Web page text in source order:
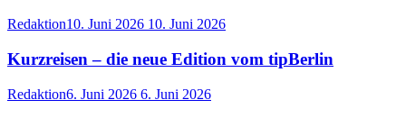
Redaktion10. Juni 2026 10. Juni 2026
Kurzreisen – die neue Edition vom tipBerlin
Redaktion6. Juni 2026 6. Juni 2026